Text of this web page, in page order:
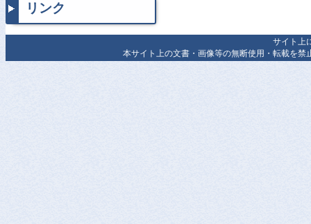
リンク
サイト上
本サイト上の文書・画像等の無断使用・転載を